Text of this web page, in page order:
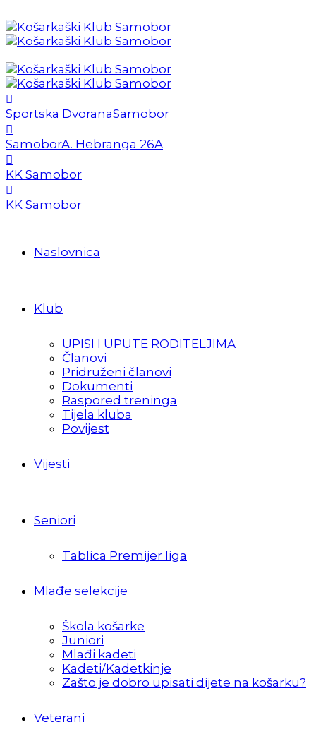
Sportska DvoranaSamobor
SamoborA. Hebranga 26A
KK Samobor
KK Samobor
Naslovnica
Klub
UPISI I UPUTE RODITELJIMA
Članovi
Pridruženi članovi
Dokumenti
Raspored treninga
Tijela kluba
Povijest
Vijesti
Seniori
Tablica Premijer liga
Mlađe selekcije
Škola košarke
Juniori
Mlađi kadeti
Kadeti/Kadetkinje
Zašto je dobro upisati dijete na košarku?
Veterani